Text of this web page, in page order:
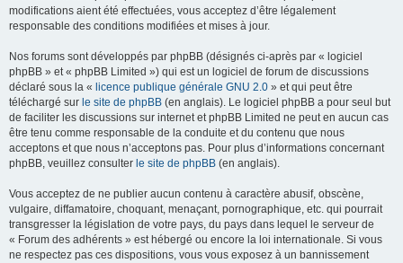
modifications aient été effectuées, vous acceptez d’être légalement
responsable des conditions modifiées et mises à jour.
Nos forums sont développés par phpBB (désignés ci-après par « logiciel
phpBB » et « phpBB Limited ») qui est un logiciel de forum de discussions
déclaré sous la « licence publique générale GNU 2.0 » et qui peut être
téléchargé sur le site de phpBB (en anglais). Le logiciel phpBB a pour seul but
de faciliter les discussions sur internet et phpBB Limited ne peut en aucun cas
être tenu comme responsable de la conduite et du contenu que nous
acceptons et que nous n’acceptons pas. Pour plus d’informations concernant
phpBB, veuillez consulter le site de phpBB (en anglais).
Vous acceptez de ne publier aucun contenu à caractère abusif, obscène,
vulgaire, diffamatoire, choquant, menaçant, pornographique, etc. qui pourrait
transgresser la législation de votre pays, du pays dans lequel le serveur de
« Forum des adhérents » est hébergé ou encore la loi internationale. Si vous
ne respectez pas ces dispositions, vous vous exposez à un bannissement